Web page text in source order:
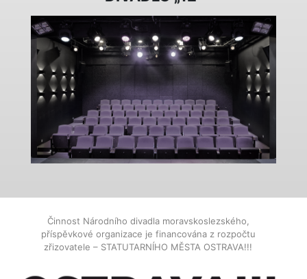
Činnost Národního divadla moravskoslezského,
příspěvkové organizace je financována z rozpočtu
zřizovatele – STATUTARNÍHO MĚSTA OSTRAVA!!!